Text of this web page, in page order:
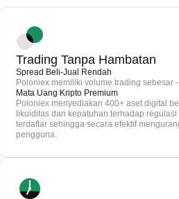
Trading Tanpa Hambatan
Spread Beli-Jual Rendah
Poloniex memiliki volume trading sebesar
Mata Uang Kripto Premium
Poloniex menyediakan 400+ aset digital
likuiditas dan kepatuhan terhadap
terdaftar sehingga secara efektif
pengguna.